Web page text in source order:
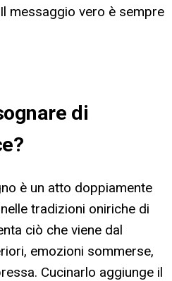
messaggio vero è sempre
di
?
è un atto doppiamente
tradizioni oniriche di
ciò che viene dal
emozioni sommerse,
Cucinarlo aggiunge il